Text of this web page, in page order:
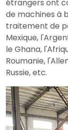
étrangers ont
de machines à
traitement de
Mexique,
le Ghana,
Roumanie,
Russie, etc.